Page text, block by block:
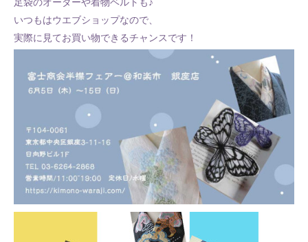
いつもはウエブショップなので、
実際に見てお買い物できるチャンスです！